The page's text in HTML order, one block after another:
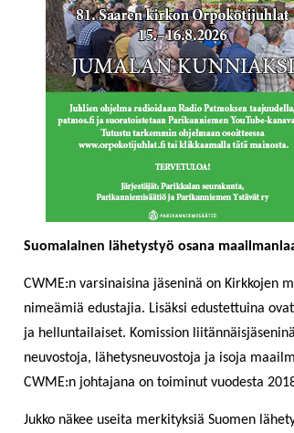
Suomalainen lähetystyö osana
CWME:n varsinaisina jäseninä on Kirkkojen
nimeämiä edustajia. Lisäksi edustettuina
ja helluntailaiset. Komission
neuvostoja, lähetysneuvostoja ja isoja
CWME:n johtajana on toiminut vuodesta
Jukko näkee useita merkityksiä Suomen